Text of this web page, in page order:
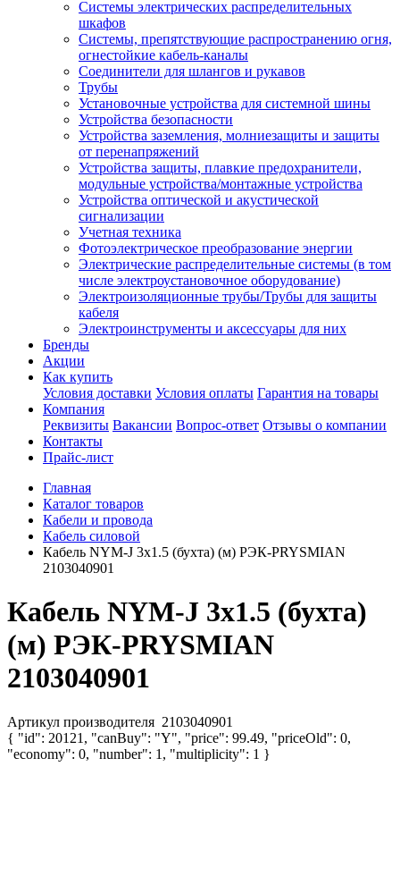
Системы электрических распределительных
шкафов
Системы, препятствующие распространению огня,
огнестойкие кабель-каналы
Соединители для шлангов и рукавов
Трубы
Установочные устройства для системной шины
Устройства безопасности
Устройства заземления, молниезащиты и защиты
от перенапряжений
Устройства защиты, плавкие предохранители,
модульные устройства/монтажные устройства
Устройства оптической и акустической
сигнализации
Учетная техника
Фотоэлектрическое преобразование энергии
Электрические распределительные системы (в том
числе электроустановочное оборудование)
Электроизоляционные трубы/Трубы для защиты
кабеля
Электроинструменты и аксессуары для них
Бренды
Акции
Как купить
Условия доставки Условия оплаты Гарантия на товары
Компания
Реквизиты Вакансии Вопрос-ответ Отзывы о компании
Контакты
Прайс-лист
Главная
Каталог товаров
Кабели и провода
Кабель силовой
Кабель NYM-J 3х1.5 (бухта) (м) РЭК-PRYSMIAN
2103040901
Кабель NYM-J 3х1.5 (бухта)
(м) РЭК-PRYSMIAN
2103040901
Артикул производителя 2103040901
{ "id": 20121, "canBuy": "Y", "price": 99.49, "priceOld": 0,
"economy": 0, "number": 1, "multiplicity": 1 }